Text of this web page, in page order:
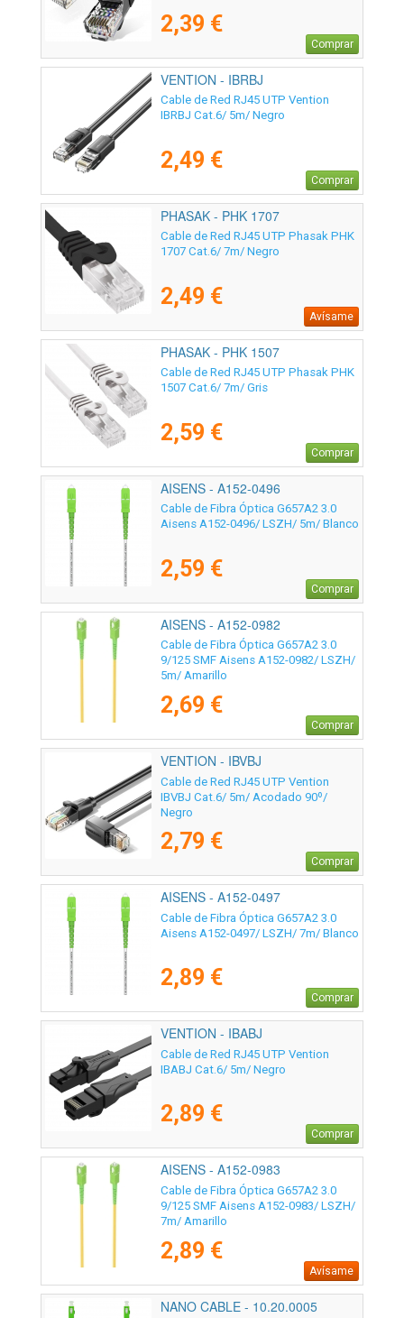
2,39 €
Comprar
VENTION - IBRBJ
Cable de Red RJ45 UTP Vention
IBRBJ Cat.6/ 5m/ Negro
2,49 €
Comprar
PHASAK - PHK 1707
Cable de Red RJ45 UTP Phasak PHK
1707 Cat.6/ 7m/ Negro
2,49 €
Avísame
PHASAK - PHK 1507
Cable de Red RJ45 UTP Phasak PHK
1507 Cat.6/ 7m/ Gris
2,59 €
Comprar
AISENS - A152-0496
Cable de Fibra Óptica G657A2 3.0
Aisens A152-0496/ LSZH/ 5m/ Blanco
2,59 €
Comprar
AISENS - A152-0982
Cable de Fibra Óptica G657A2 3.0
9/125 SMF Aisens A152-0982/ LSZH/
5m/ Amarillo
2,69 €
Comprar
VENTION - IBVBJ
Cable de Red RJ45 UTP Vention
IBVBJ Cat.6/ 5m/ Acodado 90º/
Negro
2,79 €
Comprar
AISENS - A152-0497
Cable de Fibra Óptica G657A2 3.0
Aisens A152-0497/ LSZH/ 7m/ Blanco
2,89 €
Comprar
VENTION - IBABJ
Cable de Red RJ45 UTP Vention
IBABJ Cat.6/ 5m/ Negro
2,89 €
Comprar
AISENS - A152-0983
Cable de Fibra Óptica G657A2 3.0
9/125 SMF Aisens A152-0983/ LSZH/
7m/ Amarillo
2,89 €
Avísame
NANO CABLE - 10.20.0005